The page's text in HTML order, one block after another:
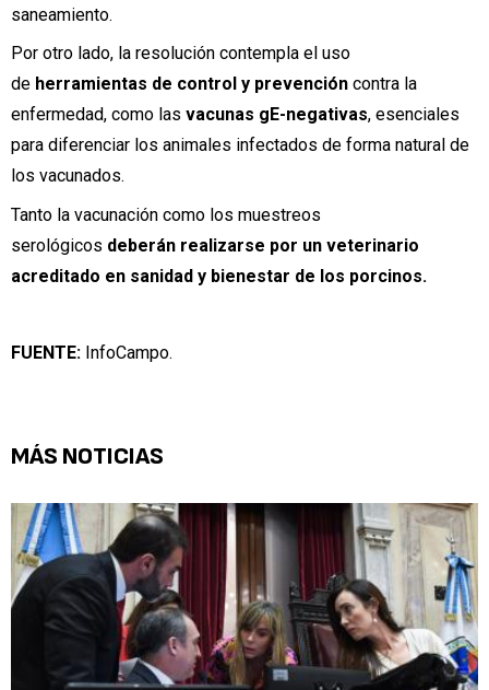
saneamiento.
Por otro lado, la resolución contempla el uso
de herramientas de control y prevención contra la
enfermedad, como las vacunas gE-negativas, esenciales
para diferenciar los animales infectados de forma natural de
los vacunados.
Tanto la vacunación como los muestreos
serológicos deberán realizarse por un veterinario
acreditado en sanidad y bienestar de los porcinos.
FUENTE: InfoCampo.
MÁS NOTICIAS